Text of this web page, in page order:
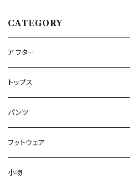
CATEGORY
アウター
トップス
パンツ
フットウェア
小物